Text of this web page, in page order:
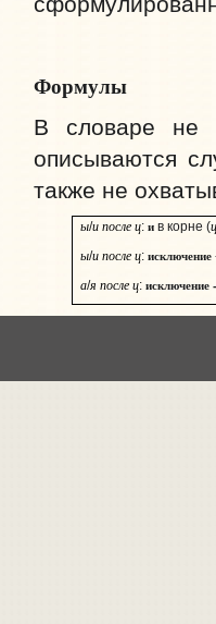
Формулы
В словаре не
описываются
также не
ы/и после ц:и в корне (
ы/и после ц:исключение
а/я после ц:исключение